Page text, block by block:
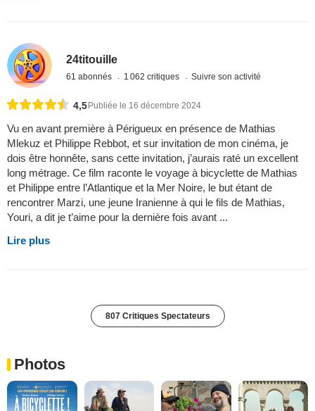
24titouille
61 abonnés 1 062 critiques Suivre son activité
4,5 Publiée le 16 décembre 2024
Vu en avant première à Périgueux en présence de Mathias
Mlekuz et Philippe Rebbot, et sur invitation de mon cinéma, je
dois être honnête, sans cette invitation, j’aurais raté un excellent
long métrage. Ce film raconte le voyage à bicyclette de Mathias
et Philippe entre l’Atlantique et la Mer Noire, le but étant de
rencontrer Marzi, une jeune Iranienne à qui le fils de Mathias,
Youri, a dit je t’aime pour la dernière fois avant ...
Lire plus
807 Critiques Spectateurs
Photos